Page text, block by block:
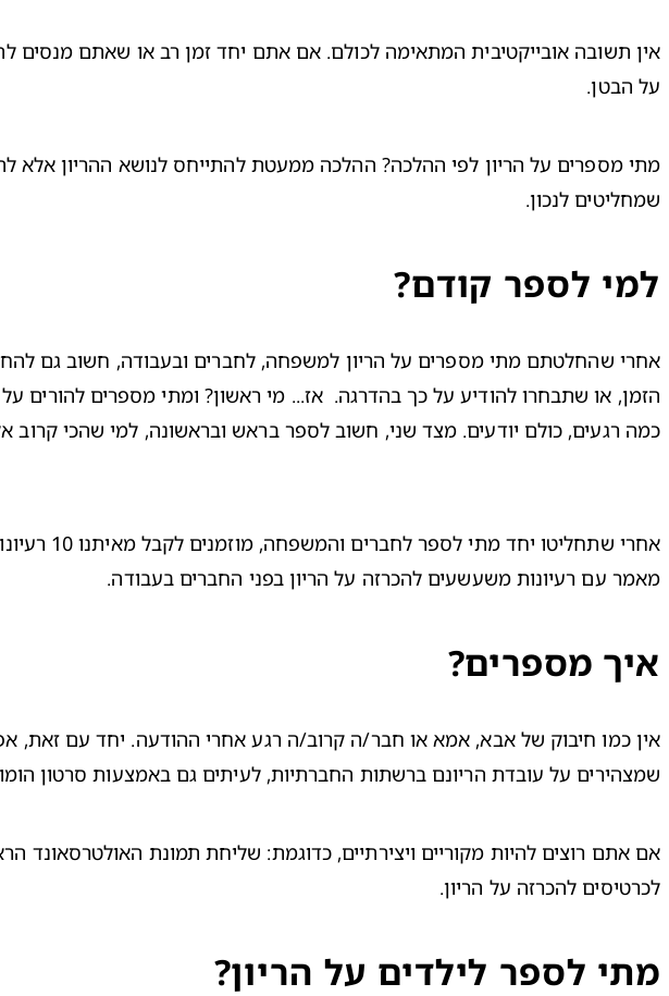
על הבטן.
שמחליטים לנכון.
למי לספר קודם?
כמה רגעים, כולם יודעים. מצד שני, חשוב לספר בראש ובראשונה, למי שהכי
אחרי שתחליטו יחד מתי לספר לחברים והמשפחה, מוזמנים לקבל מאיתנו 10 רעיונות כיפים להכרזה על הריון
מאמר עם רעיונות משעשעים להכרזה על הריון בפני החברים בעבודה.
איך מספרים?
שמצהירים על עובדת הריונם ברשתות החברתיות, לעיתים גם באמצעות סרטון
אם אתם רוצים להיות מקוריים ויצירתיים, כדוגמת: שליחת תמונת האולטרסאונד
לכרטיסים להכרזה על הריון.
מתי לספר לילדים על הריון?